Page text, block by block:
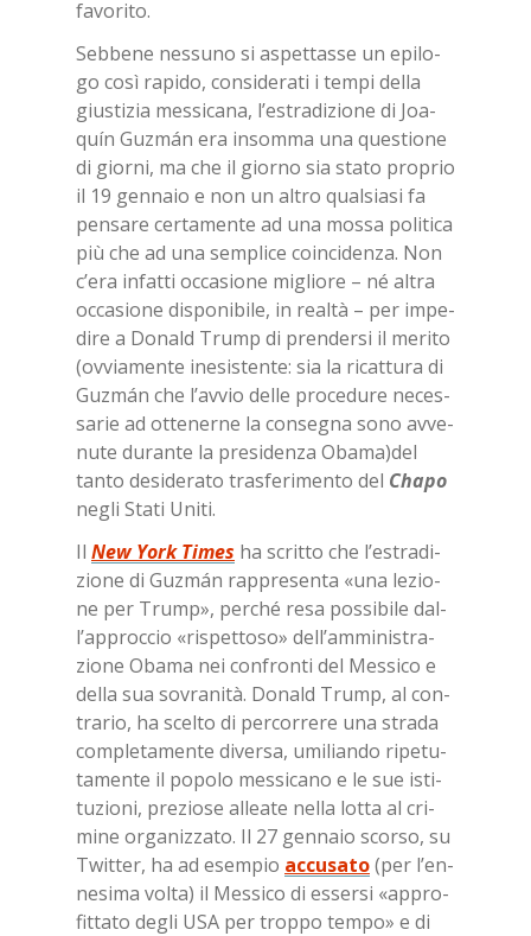
fa­vo­ri­to.
Seb­be­ne nes­su­no si aspet­tas­se un epi­lo­
go così ra­pi­do, con­si­de­ra­ti i tem­pi del­la
giu­sti­zia mes­si­ca­na, l’e­stra­di­zio­ne di Joa­
quín Gu­z­mán era in­som­ma una que­stio­ne
di gior­ni, ma che il gior­no sia sta­to pro­prio
il 19 gen­na­io e non un al­tro qual­sia­si fa
pen­sa­re cer­ta­men­te ad una mos­sa po­li­ti­ca
più che ad una sem­pli­ce coin­ci­den­za. Non
c’e­ra in­fat­ti oc­ca­sio­ne mi­glio­re – né al­tra
oc­ca­sio­ne di­spo­ni­bi­le, in real­tà – per im­pe­
di­re a Do­nald Trump di pren­der­si il me­ri­to
(ov­via­men­te ine­si­sten­te: sia la ri­cat­tu­ra di
Gu­z­mán che l’av­vio del­le pro­ce­du­re ne­ces­
sa­rie ad ot­te­ner­ne la con­se­gna sono av­ve­
nu­te du­ran­te la pre­si­den­za Oba­ma)del
tan­to de­si­de­ra­to tra­sfe­ri­men­to del Cha­po
ne­gli Sta­ti Uni­ti.
Il New York Ti­mes ha scrit­to che l’e­stra­di­
zio­ne di Gu­z­mán rap­pre­sen­ta «una le­zio­
ne per Trump», per­ché resa pos­si­bi­le dal­
l’ap­proc­cio «ri­spet­to­so» del­l’am­mi­ni­stra­
zio­ne Oba­ma nei con­fron­ti del Mes­si­co e
del­la sua so­vra­ni­tà. Do­nald Trump, al con­
tra­rio, ha scel­to di per­cor­re­re una stra­da
com­ple­ta­men­te di­ver­sa, umi­lian­do ri­pe­tu­
ta­men­te il po­po­lo mes­si­ca­no e le sue isti­
tu­zio­ni, pre­zio­se al­lea­te nel­la lot­ta al cri­
mi­ne or­ga­niz­za­to. Il 27 gen­na­io scor­so, su
Twit­ter, ha ad esem­pio accusato(per l’en­
ne­si­ma vol­ta) il Mes­si­co di es­ser­si «ap­pro­
fit­ta­to de­gli USA per trop­po tem­po» e di